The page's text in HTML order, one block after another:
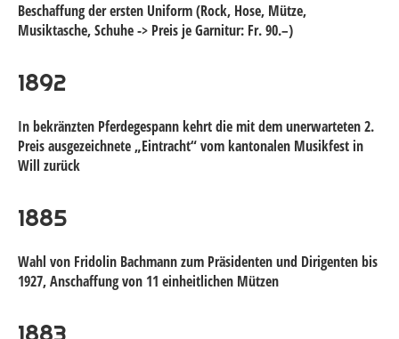
Beschaffung der ersten Uniform (Rock, Hose, Mütze,
Musiktasche, Schuhe -> Preis je Garnitur: Fr. 90.–)
1892
In bekränzten Pferdegespann kehrt die mit dem unerwarteten 2.
Preis ausgezeichnete „Eintracht“ vom kantonalen Musikfest in
Will zurück
1885
Wahl von Fridolin Bachmann zum Präsidenten und Dirigenten bis
1927, Anschaffung von 11 einheitlichen Mützen